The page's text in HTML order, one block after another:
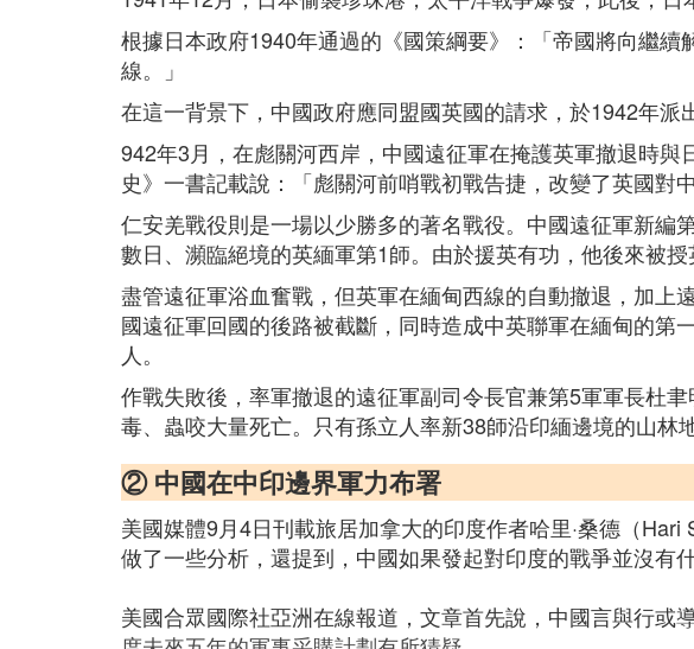
根據日本政府1940年通過的《國策綱要》：「帝國將向繼
線。」
在這一背景下，中國政府應同盟國英國的請求，於1942年派
942年3月，在彪關河西岸，中國遠征軍在掩護英軍撤退時
史》一書記載說：「彪關河前哨戰初戰告捷，改變了英國對
仁安羌戰役則是一場以少勝多的著名戰役。中國遠征軍新
數日、瀕臨絕境的英緬軍第1師。由於援英有功，他後來被授
盡管遠征軍浴血奮戰，但英軍在緬甸西線的自動撤退，加
國遠征軍回國的後路被截斷，同時造成中英聯軍在緬甸的
人。
作戰失敗後，率軍撤退的遠征軍副司令長官兼第5軍軍長杜
毒、蟲咬大量死亡。只有孫立人率新38師沿印緬邊境的山林
② 中國在中印邊界軍力布署
美國媒體9月4日刊載旅居加拿大的印度作者哈里·桑德（
做了一些分析，還提到，中國如果發起對印度的戰爭並沒有
美國合眾國際社亞洲在線報道，文章首先說，中國言與行